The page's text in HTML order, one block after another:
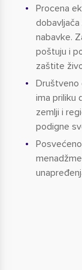
Procena
nabavke.
poštuju i
zaštite
Društveno
ima priliku
zemlji i
podigne